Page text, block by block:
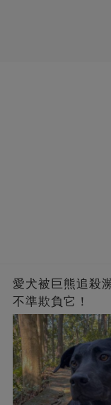
愛犬被巨熊追殺
不準欺負它！